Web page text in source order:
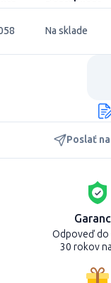
Na sklade
Poslať
Odpoveď do
30 rokov